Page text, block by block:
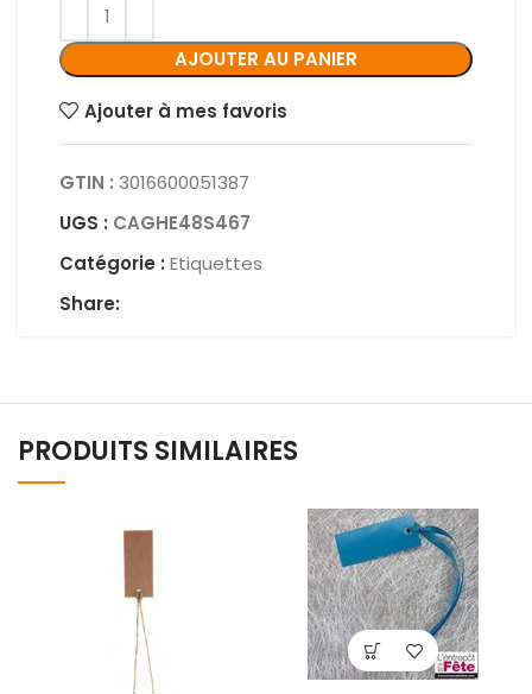
AJOUTER AU PANIER
Ajouter à mes favoris
GTIN : 3016600051387
UGS : CAGHE48S467
Catégorie : Etiquettes
Share:
PRODUITS SIMILAIRES